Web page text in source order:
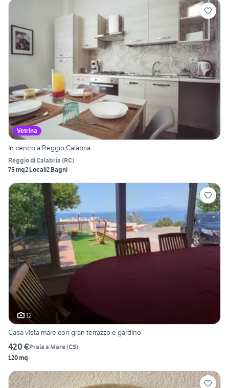
Vetrina
In centro a Reggio Calabria
Reggio di Calabria (RC)
75 mq2 Locali2 Bagni
12
Casa vista mare con gran terrazzo e gardino
420 €Praia a Mare(CS)
120 mq